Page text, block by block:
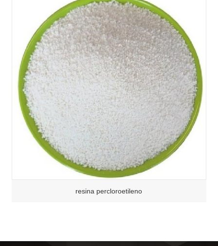
resina percloroetileno